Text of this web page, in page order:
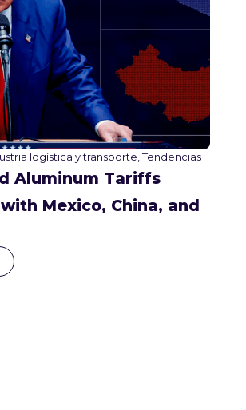
logística y transporte Tendencias
Aluminum Tariffs
Mexico, China, and